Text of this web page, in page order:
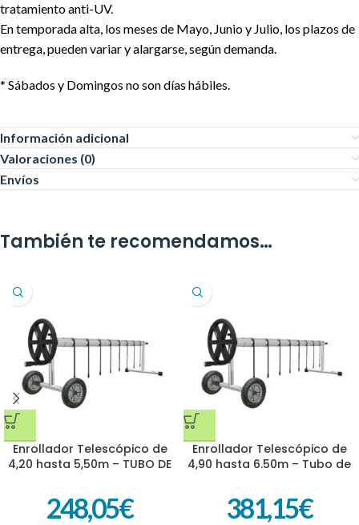
tratamiento anti-UV.
En temporada alta, los meses de Mayo, Junio y Julio, los plazos de
entrega, pueden variar y alargarse, según demanda.
* Sábados y Domingos no son días hábiles.
Información adicional
Valoraciones (0)
Envíos
También te recomendamos…
Enrollador Telescópico de
4,20 hasta 5,50m – TUBO DE
248,05€
Enrollador Telescópico de
4,90 hasta 6.50m – Tubo de
381,15€